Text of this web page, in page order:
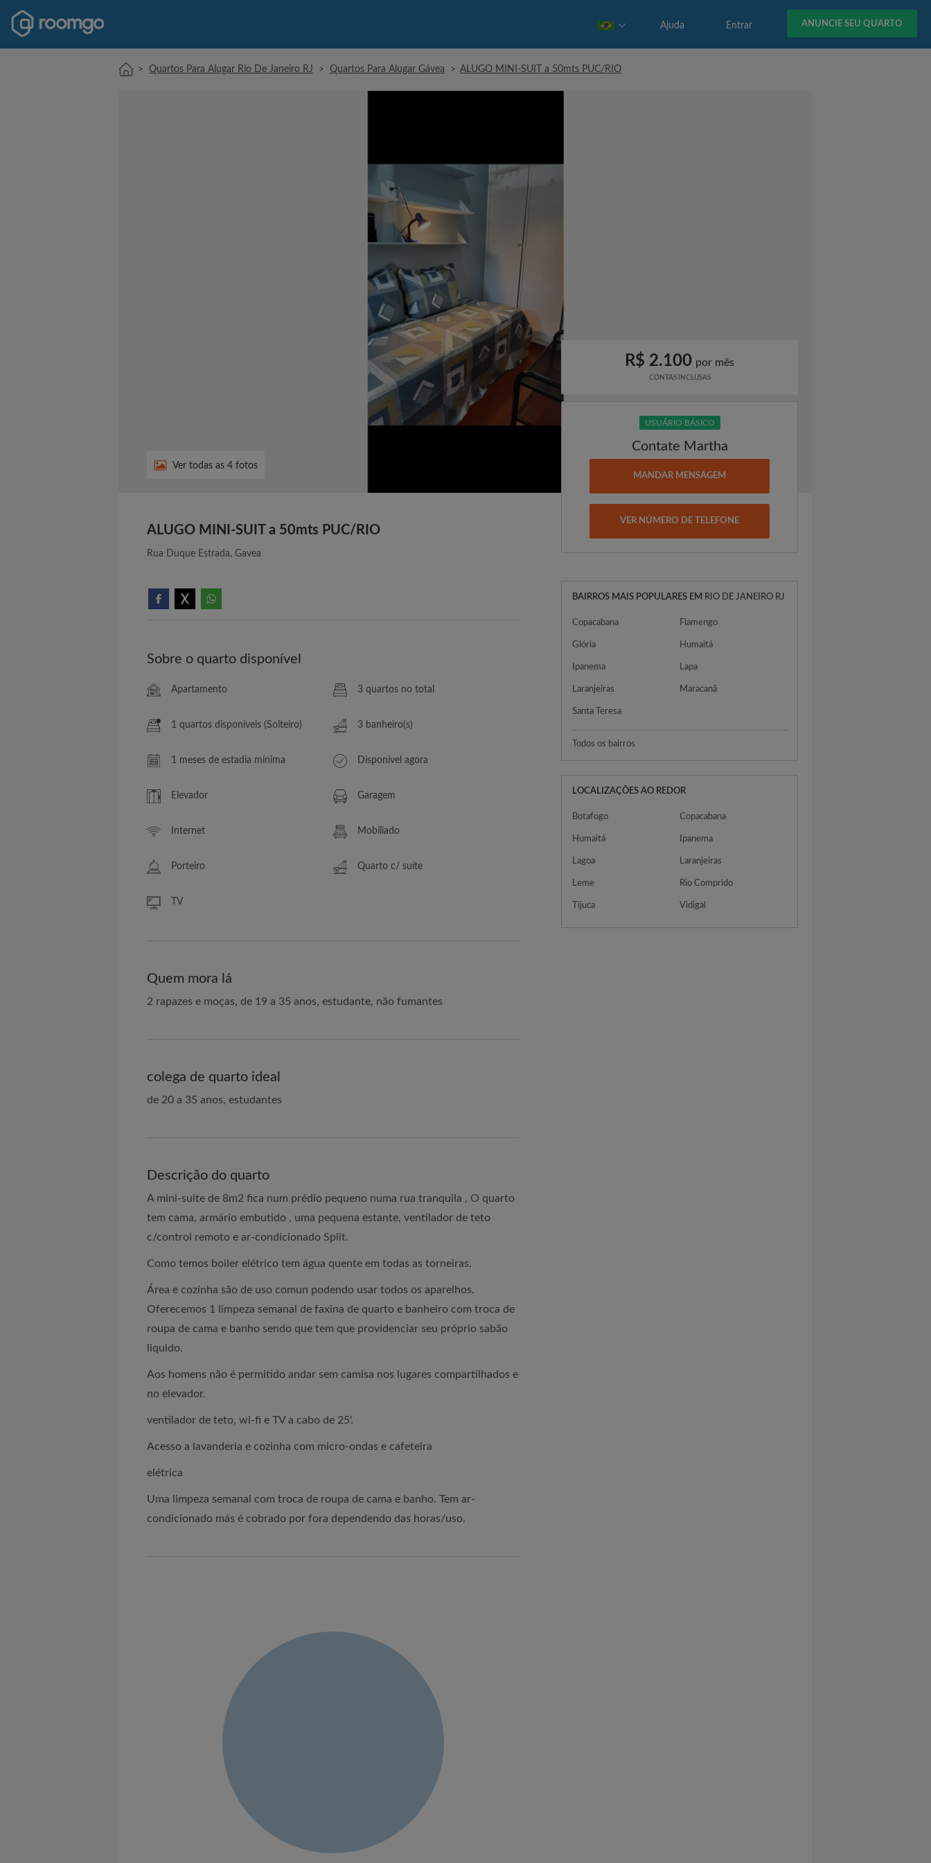
ANUNCIE SEU QUARTO
Entrar
Ajuda
> Quartos Para Alugar Rio De Janeiro RJ > Quartos Para Alugar Gávea > ALUGO MINI-SUIT a 50mts PUC/RIO
Ver todas as 4 fotos
ALUGO MINI-SUIT a 50mts PUC/RIO
Rua Duque Estrada, Gavea
Sobre o quarto disponível
Apartamento 3 quartos no total
1 quartos disponíveis (Solteiro) 3 banheiro(s)
1 meses de estadia mínima Disponível agora
Elevador Garagem
Internet Mobiliado
Porteiro Quarto c/ suíte
TV
Quem mora lá
2 rapazes e moças, de 19 a 35 anos, estudante, não fumantes
colega de quarto ideal
de 20 a 35 anos, estudantes
Descrição do quarto
A mini-suite de 8m2 fica num prédio pequeno numa rua tranquila , O quarto
tem cama, armário embutido , uma pequena estante, ventilador de teto
c/control remoto e ar-condicionado Split.
Como temos boiler elétrico tem água quente em todas as torneiras.
Área e cozinha são de uso comun podendo usar todos os aparelhos.
Oferecemos 1 limpeza semanal de faxina de quarto e banheiro com troca de
roupa de cama e banho sendo que tem que providenciar seu próprio sabão
liquido.
Aos homens não é permitido andar sem camisa nos lugares compartilhados e
no elevador.
ventilador de teto, wi-fi e TV a cabo de 25'.
Acesso a lavanderia e cozinha com micro-ondas e cafeteira
elétrica
Uma limpeza semanal com troca de roupa de cama e banho. Tem ar-
condicionado más é cobrado por fora dependendo das horas/uso.
R$ 2.100 por mês
CONTAS INCLUSAS
USUÁRIO BÁSICO
Contate Martha
MANDAR MENSAGEM
VER NÚMERO DE TELEFONE
BAIRROS MAIS POPULARES EM RIO DE JANEIRO RJ
Copacabana Flamengo
Glória Humaitá
Ipanema Lapa
Laranjeiras Maracanã
Santa Teresa
Todos os bairros
LOCALIZAÇÕES AO REDOR
Botafogo Copacabana
Humaitá Ipanema
Lagoa Laranjeiras
Leme Rio Comprido
Tijuca Vidigal